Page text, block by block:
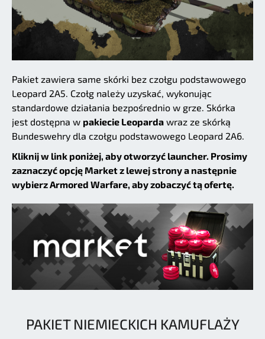
Pakiet zawiera same skórki bez czołgu podstawowego
Leopard 2A5. Czołg należy uzyskać, wykonując
standardowe działania bezpośrednio w grze. Skórka
jest dostępna w pakiecie Leoparda wraz ze skórką
Bundeswehry dla czołgu podstawowego Leopard 2A6.
Kliknij w link poniżej, aby otworzyć launcher. Prosimy
zaznaczyć opcję Market z lewej strony a następnie
wybierz Armored Warfare, aby zobaczyć tą ofertę.
PAKIET NIEMIECKICH KAMUFLAŻY